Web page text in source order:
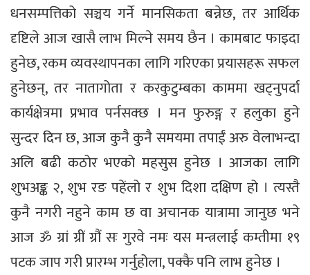
धनसम्पत्तिको सञ्चय गर्ने मानसिकता बन्नेछ, तर आर्थिक
दृष्टिले आज खासै लाभ मिल्ने समय छैन । कामबाट फाइदा
हुनेछ, रकम व्यवस्थापनका लागि गरिएका प्रयासहरू सफल
हुनेछन्, तर नातागोता र करकुटुम्बका काममा खट्नुपर्दा
कार्यक्षेत्रमा प्रभाव पर्नसक्छ । मन फुरुङ्ग र हलुका हुने
सुन्दर दिन छ, आज कुनै कुनै समयमा तपाईं अरु वेलाभन्दा
अलि बढी कठोर भएको महसुस हुनेछ । आजका लागि
शुभअङ्क २, शुभ रङ पहेंलो र शुभ दिशा दक्षिण हो । त्यस्तै
कुनै नगरी नहुने काम छ वा अचानक यात्रामा जानुछ भने
आज ॐ ग्रां ग्रीं ग्रौं सः गुरवे नमः यस मन्त्रलाई कम्तीमा १९
पटक जाप गरी प्रारम्भ गर्नुहोला, पक्कै पनि लाभ हुनेछ ।